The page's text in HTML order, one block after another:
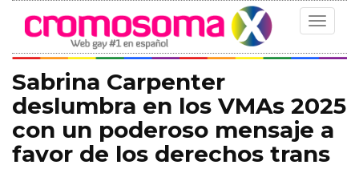
Toggle
Sabrina Carpenter
deslumbra en los VMAs 2025
con un poderoso mensaje a
favor de los derechos trans